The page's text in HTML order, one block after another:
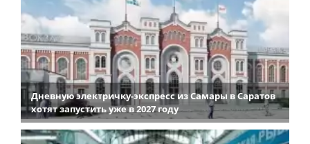
Дневную электричку-экспресс из Самары в Саратов
хотят запустить уже в 2027 году